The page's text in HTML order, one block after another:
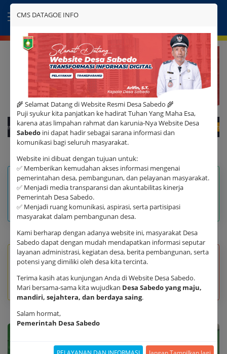
SITUS RESMI
06 Desember 2023 7 Arahan Presiden 04 Juni 2021 Sebaran
49090
SEKOLAH DASAR
Sekretariat
564
Sekretariat
331
PAUD
Sekretariat
PKBM
Sekretariat
CMS DATAGOE INFO
🌾 Selamat Datang di Website Resmi Desa Sabedo 🌾
Puji syukur kita panjatkan ke hadirat Tuhan Yang Maha Esa,
karena atas limpahan rahmat dan karunia-Nya Website Desa
Sabedoini dapat hadir sebagai sarana informasi dan
komunikasi bagi seluruh masyarakat.
Website ini dibuat dengan tujuan untuk:
✅ Memberikan kemudahan akses informasi mengenai
pemerintahan desa, pembangunan, dan pelayanan masyarakat.
✅ Menjadi media transparansi dan akuntabilitas kinerja
Pemerintah Desa Sabedo.
✅ Menjadi ruang komunikasi, aspirasi, serta partisipasi
masyarakat dalam pembangunan desa.
Kami berharap dengan adanya website ini, masyarakat Desa
Sabedo dapat dengan mudah mendapatkan informasi seputar
layanan administrasi, kegiatan desa, berita pembangunan, serta
potensi yang dimiliki oleh desa kita tercinta.
Terima kasih atas kunjungan Anda di Website Desa Sabedo.
Mari bersama-sama kita wujudkan Desa Sabedo yang maju,
mandiri, sejahtera, dan berdaya saing.
Salam hormat,
Pemerintah Desa Sabedo